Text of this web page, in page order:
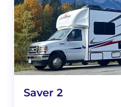
Saver 2